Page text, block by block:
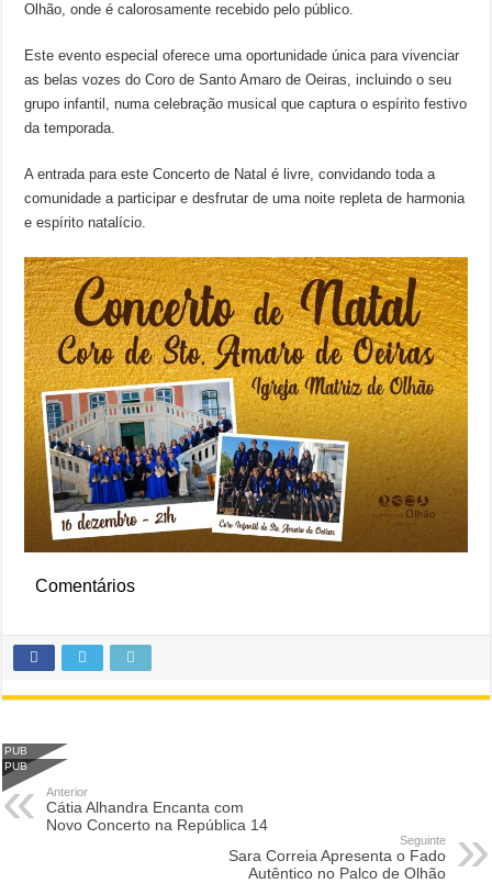
Olhão, onde é calorosamente recebido pelo público.
Este evento especial oferece uma oportunidade única para vivenciar
as belas vozes do Coro de Santo Amaro de Oeiras, incluindo o seu
grupo infantil, numa celebração musical que captura o espírito festivo
da temporada.
A entrada para este Concerto de Natal é livre, convidando toda a
comunidade a participar e desfrutar de uma noite repleta de harmonia
e espírito natalício.
Comentários
PUB
PUB
Anterior
Cátia Alhandra Encanta com
Novo Concerto na República 14
Seguinte
Sara Correia Apresenta o Fado
Autêntico no Palco de Olhão